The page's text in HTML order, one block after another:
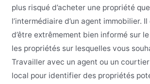
plus risqué d’acheter une propriété
l’intermédiaire d’un agent immobilier.
d’être extrêmement bien informé sur
les propriétés sur lesquelles vous
Travailler avec un agent ou un
local pour identifier des propriétés